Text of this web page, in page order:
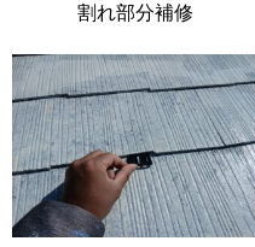
割れ部分補修